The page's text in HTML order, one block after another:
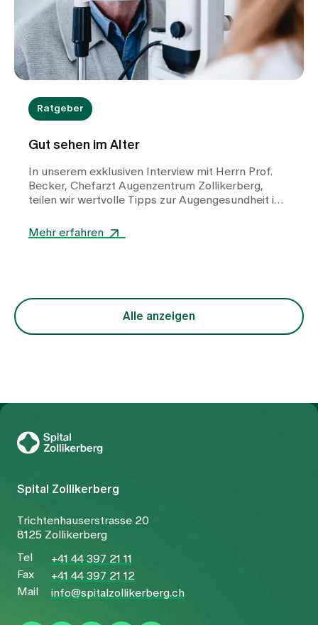
Sehstörungen bemerken, kann dieser Beitrag als
wertvolle Orientierungshilfe dienen.
Ratgeber
Gut sehen im Alter
In unserem exklusiven Interview mit Herrn Prof.
Becker, Chefarzt Augenzentrum Zollikerberg,
teilen wir wertvolle Tipps zur Augengesundheit im
Mehr erfahren
Alle anzeigen
Spital Zollikerberg
Trichtenhauserstrasse 20
8125 Zollikerberg
Tel
+41 44 397 21 11
Fax
+41 44 397 21 12
Mail
info@spitalzollikerberg.ch